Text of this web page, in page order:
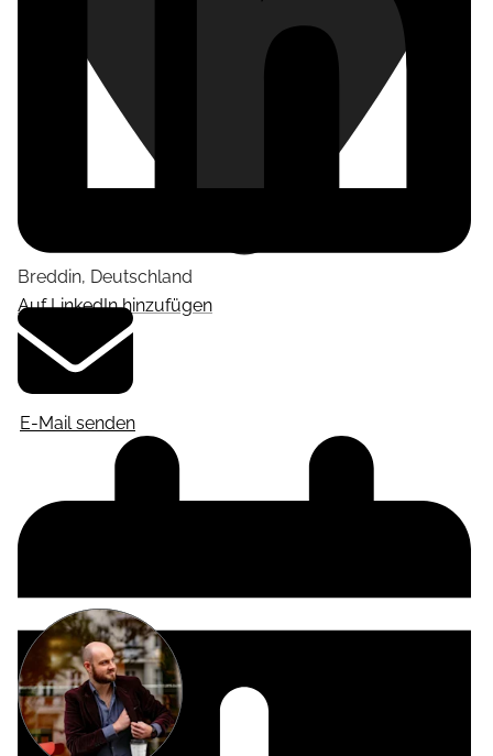
Auf LinkedIn hinzufügen
Breddin, Deutschland
E-Mail senden